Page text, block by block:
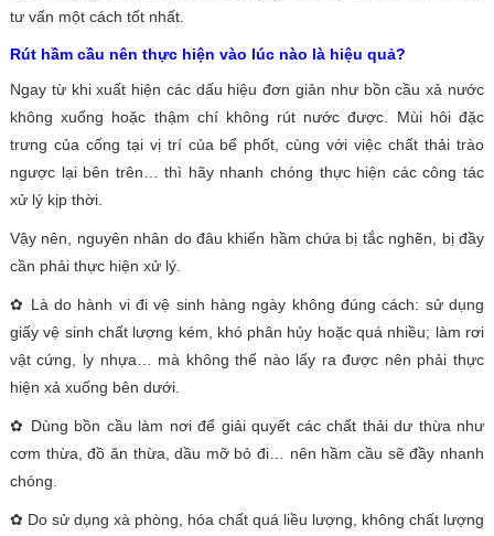
tư vấn một cách tốt nhất.
Rút hầm cầu nên thực hiện vào lúc nào là hiệu quả?
Ngay từ khi xuất hiện các dấu hiệu đơn giản như bồn cầu xả nước
không xuống hoặc thậm chí không rút nước được. Mùi hôi đặc
trưng của cống tại vị trí của bể phốt, cùng với việc chất thải trào
ngược lại bên trên… thì hãy nhanh chóng thực hiện các công tác
xử lý kịp thời.
Vậy nên, nguyên nhân do đâu khiến hầm chứa bị tắc nghẽn, bị đầy
cần phải thực hiện xử lý.
✿ Là do hành vi đi vệ sinh hàng ngày không đúng cách: sử dụng
giấy vệ sinh chất lượng kém, khó phân hủy hoặc quá nhiều; làm rơi
vật cứng, ly nhựa… mà không thể nào lấy ra được nên phải thực
hiện xả xuống bên dưới.
✿ Dùng bồn cầu làm nơi để giải quyết các chất thải dư thừa như
cơm thừa, đồ ăn thừa, dầu mỡ bỏ đi… nên hầm cầu sẽ đầy nhanh
chóng.
✿ Do sử dụng xà phòng, hóa chất quá liều lượng, không chất lượng